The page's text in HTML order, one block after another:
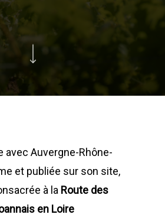
avec Auvergne-Rhône-
et publiée sur son site,
à la Route des
en Loire